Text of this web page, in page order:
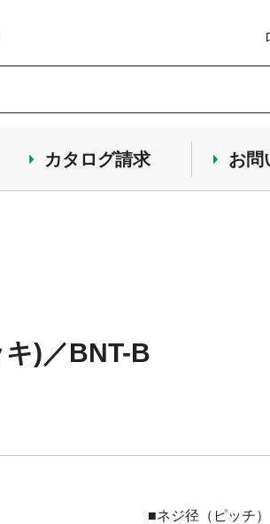
カタログ請求 お問
)／BNT-B
■ネジ径（ピッチ）